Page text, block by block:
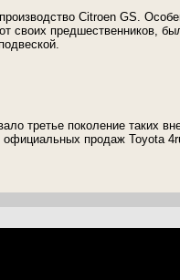
Citroen GS.
своих предшественников,
третье поколение таких
официальных продаж Toyota